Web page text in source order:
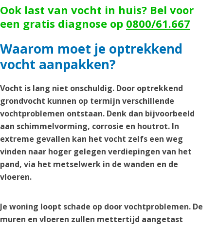
Ook last van vocht in huis? Bel voor
een gratis diagnose op 0800/61.667
Waarom moet je optrekkend
vocht aanpakken?
Vocht is lang niet onschuldig. Door optrekkend
grondvocht kunnen op termijn verschillende
vochtproblemen ontstaan. Denk dan bijvoorbeeld
aan schimmelvorming, corrosie en houtrot. In
extreme gevallen kan het vocht zelfs een weg
vinden naar hoger gelegen verdiepingen van het
pand, via het metselwerk in de wanden en de
vloeren.
Je woning loopt schade op door vochtproblemen. De
muren en vloeren zullen mettertijd aangetast